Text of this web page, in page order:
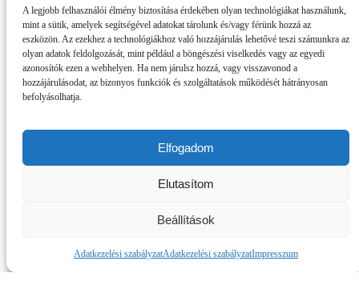
A legjobb felhasználói élmény biztosítása érdekében olyan technológiákat használunk,
mint a sütik, amelyek segítségével adatokat tárolunk és/vagy férünk hozzá az
eszközön. Az ezekhez a technológiákhoz való hozzájárulás lehetővé teszi számunkra az
olyan adatok feldolgozását, mint például a böngészési viselkedés vagy az egyedi
azonosítók ezen a webhelyen. Ha nem járulsz hozzá, vagy visszavonod a
hozzájárulásodat, az bizonyos funkciók és szolgáltatások működését hátrányosan
befolyásolhatja.
Elfogadom
Elutasítom
Beállítások
Adatkezelési szabályzatAdatkezelési szabályzatImpresszum
pedig meg lehet nézni a rangadót.